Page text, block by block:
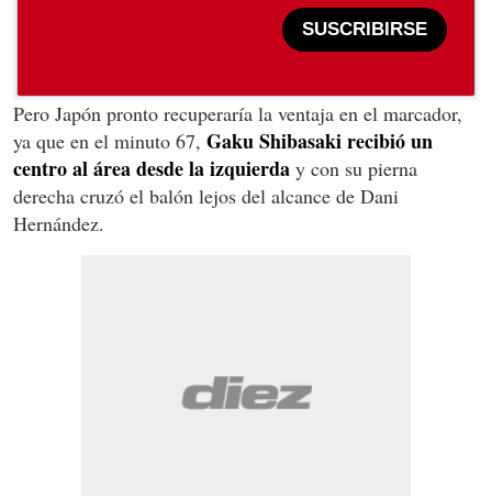
SUSCRIBIRSE
Pero Japón pronto recuperaría la ventaja en el marcador,
ya que en el minuto 67, Gaku Shibasaki recibió un
centro al área desde la izquierda y con su pierna
derecha cruzó el balón lejos del alcance de Dani
Hernández.